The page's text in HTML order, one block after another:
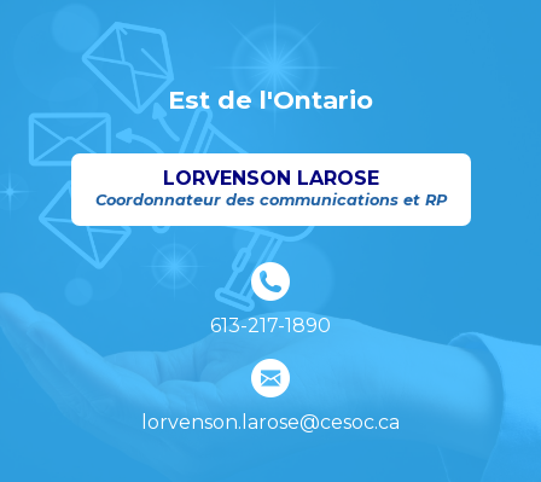
Est de l'Ontario
LORVENSON LAROSE
Coordonnateur des communications et RP
613-217-1890
lorvenson.larose@cesoc.ca